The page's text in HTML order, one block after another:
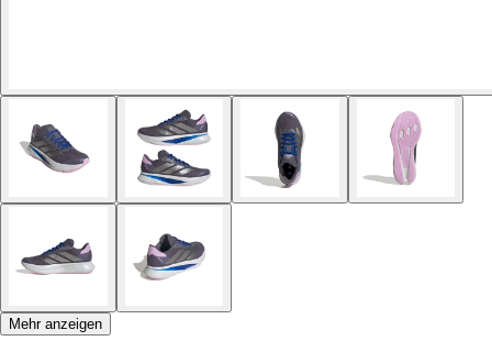
Mehr anzeigen